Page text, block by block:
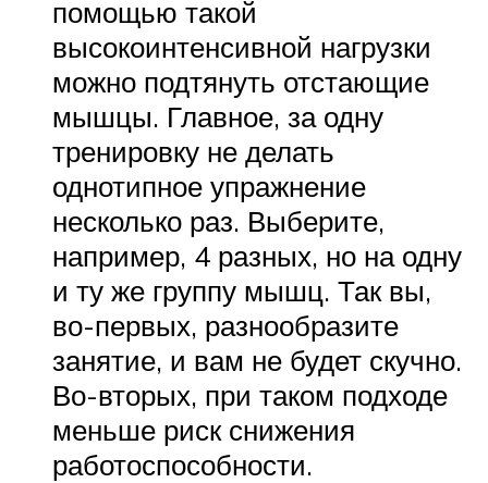
помощью такой
высокоинтенсивной нагрузки
можно подтянуть отстающие
мышцы. Главное, за одну
тренировку не делать
однотипное упражнение
несколько раз. Выберите,
например, 4 разных, но на одну
и ту же группу мышц. Так вы,
во-первых, разнообразите
занятие, и вам не будет скучно.
Во-вторых, при таком подходе
меньше риск снижения
работоспособности.